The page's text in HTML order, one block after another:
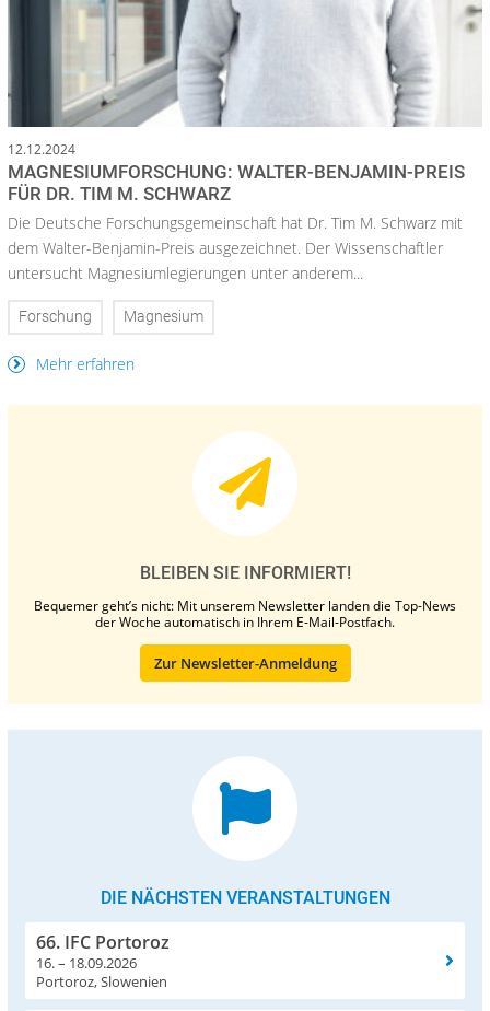
12.12.2024
MAGNESIUMFORSCHUNG: WALTER-BENJAMIN-PREIS
FÜR DR. TIM M. SCHWARZ
Die Deutsche Forschungsgemeinschaft hat Dr. Tim M. Schwarz mit
dem Walter-Benjamin-Preis ausgezeichnet. Der Wissenschaftler
untersucht Magnesiumlegierungen unter anderem...
Forschung Magnesium
Mehr erfahren
BLEIBEN SIE INFORMIERT!
Bequemer geht’s nicht: Mit unserem Newsletter landen die Top-News
der Woche automatisch in Ihrem E-Mail-Postfach.
Zur Newsletter-Anmeldung
DIE NÄCHSTEN VERANSTALTUNGEN
66. IFC Portoroz
16. – 18.09.2026
Portoroz, Slowenien